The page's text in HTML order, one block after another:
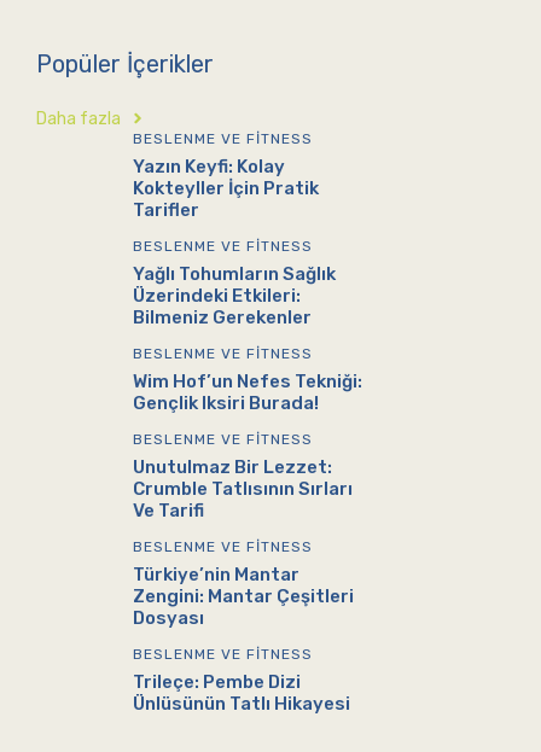
Popüler İçerikler
Daha fazla
BESLENME VE FITNESS
Yazın Keyfi: Kolay
Kokteyller İçin Pratik
Tarifler
BESLENME VE FITNESS
Yağlı Tohumların Sağlık
Üzerindeki Etkileri:
Bilmeniz Gerekenler
BESLENME VE FITNESS
Wim Hof’un Nefes Tekniği:
Gençlik Iksiri Burada!
BESLENME VE FITNESS
Unutulmaz Bir Lezzet:
Crumble Tatlısının Sırları
Ve Tarifi
BESLENME VE FITNESS
Türkiye’nin Mantar
Zengini: Mantar Çeşitleri
Dosyası
BESLENME VE FITNESS
Trileçe: Pembe Dizi
Ünlüsünün Tatlı Hikayesi